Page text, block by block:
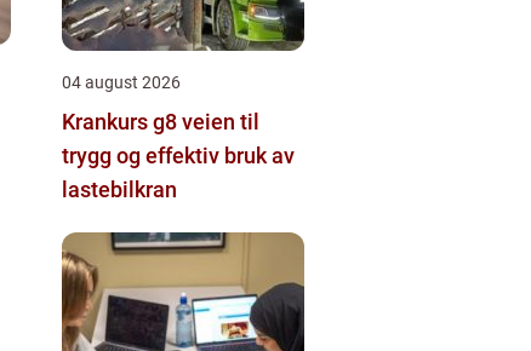
04 august 2026
Krankurs g8 veien til
trygg og effektiv bruk av
lastebilkran